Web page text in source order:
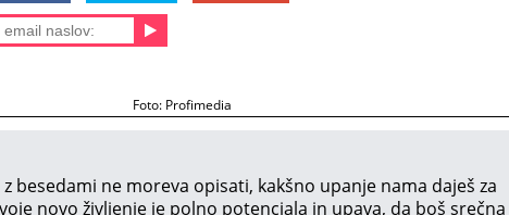
Foto: Profimedia
besedami ne moreva opisati, kakšno upanje nama daješ za
novo življenje je polno potenciala in upava, da boš srečna